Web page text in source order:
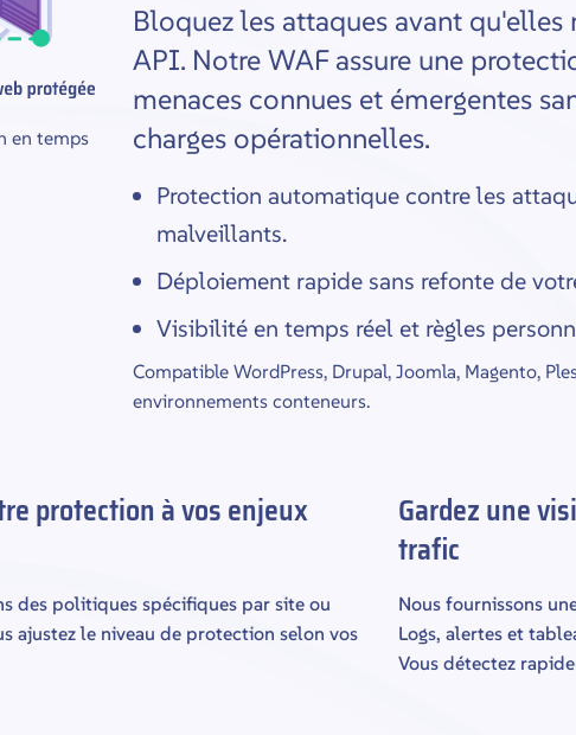
en temps
Bloquez les attaques avant qu'elles
API. Notre WAF assure une
menaces connues et émergentes
charges opérationnelles.
Protection automatique contre les
malveillants.
Déploiement rapide sans refonte de
Visibilité en temps réel et règles
Compatible WordPress, Drupal, Joomla, Magento,
environnements conteneurs.
protection à vos enjeux
des politiques spécifiques par site ou
ajustez le niveau de protection selon vos
Gardez une
trafic
Nous fournissons
Logs, alertes et
Vous détectez